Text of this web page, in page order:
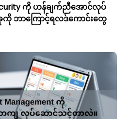
ကို ဟန်ချက်ညီအောင်လုပ်
ခုကို ဘာကြောင့်ရလဒ်ကောင်းတွေ